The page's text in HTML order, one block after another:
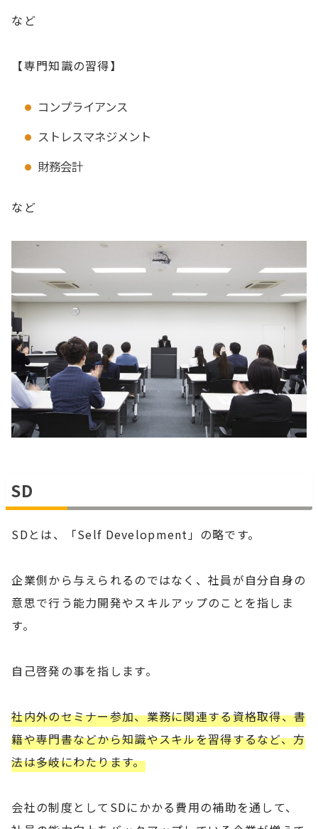
など
【専門知識の習得】
コンプライアンス
ストレスマネジメント
財務会計
など
SD
SDとは、「Self Development」の略です。
企業側から与えられるのではなく、社員が自分自身の
意思で行う能力開発やスキルアップのことを指しま
す。
自己啓発の事を指します。
社内外のセミナー参加、業務に関連する資格取得、書
籍や専門書などから知識やスキルを習得するなど、方
法は多岐にわたります。
会社の制度としてSDにかかる費用の補助を通して、